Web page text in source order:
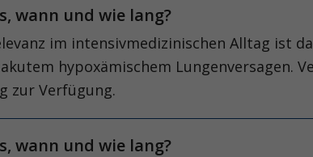
wann und wie lang?
im intensivmedizinischen Alltag ist
hypoxämischem Lungenversagen.
zur Verfügung.
wann und wie lang?